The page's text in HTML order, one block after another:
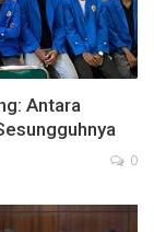
Antara
0